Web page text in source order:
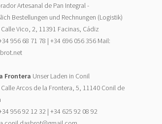
Artesanal de Pan Integral -
Bestellungen und Rechnungen (Logistik)
Vico, 2, 11391 Facinas, Cádiz
956 68 71 78 | +34 696 056 356 Mail:
Frontera Unser Laden in Conil
Arcos de la Frontera, 5, 11140 Conil de
956 92 12 32 | +34 625 92 08 92